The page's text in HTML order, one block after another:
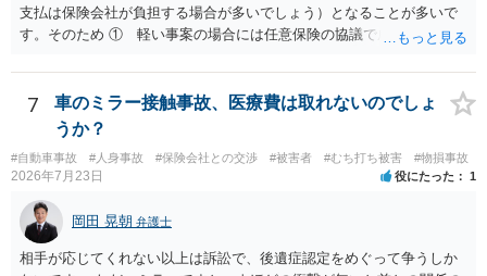
支払は保険会社が負担する場合が多いでしょう）となることが多いで
す。そのため ① 軽い事案の場合には任意保険の協議で成立すること
保険の協議となり，事案によっては保険会社が代理人弁護士をつける
場合が多いこと イ 刑事事件に進む場合は，刑事弁護の話になるこ
と などの事情から，任意保険に入っていない場合など，特殊な場合以
外は，あまり顕在化する事情がないのだと思います。 ですから，加害
者側も弁護士が入っているケースは実際にはあるのです。 本件は，刑
事事件の面で問題となっています。 交通事故を発生した場合には，警
察に報告しなければなりません。道路交通法違反第７２条第１項後段
に不申告という形で定められています。本件は，これに客観的には該
当することがはっきりしている事案です。ですから「単なる交通事故
7
車のミラー接触事故、医療費は取れないのでしょ
うか？
#自動車事故 #人身事故 #保険会社との交渉 #被害者 #むち打ち被害 #物損事故
2026年7月23日 役にたった 1
岡田 晃朝 弁護士
相手が応じてくれない以上は訴訟で、後遺症認定をめぐって争うしか